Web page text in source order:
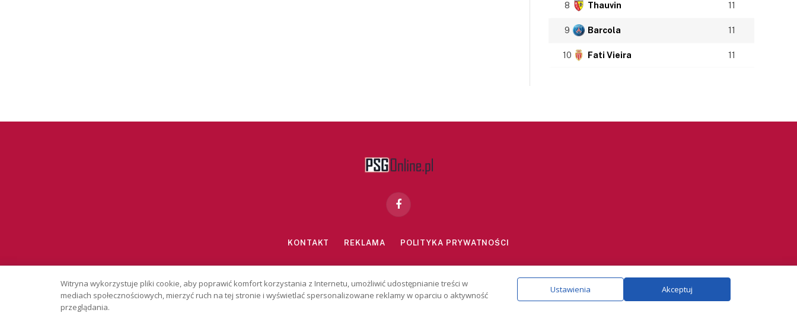
8 Thauvin 11
9 Barcola 11
10 Fati Vieira 11
Facebook
KONTAKT REKLAMA POLITYKA PRYWATNOŚCI
Copyright © 2026 PSGonline.pl
Witryna wykorzystuje pliki cookie, aby poprawić komfort korzystania z Internetu, umożliwić udostępnianie treści w
mediach społecznościowych, mierzyć ruch na tej stronie i wyświetlać spersonalizowane reklamy w oparciu o aktywność
przeglądania.
Ustawienia Akceptuj